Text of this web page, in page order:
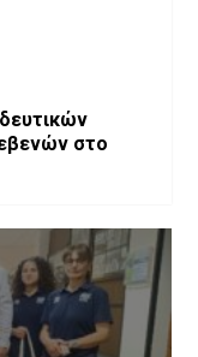
στο